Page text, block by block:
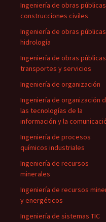
Ingeniería de obras
construcciones civiles
Ingeniería de obras
hidrología
Ingeniería de obras
transportes y servicios
Ingeniería de organización
Ingeniería de organización
las tecnologías de la
información y la
Ingeniería de procesos
químicos industriales
Ingeniería de recursos
minerales
Ingeniería de recursos
y energéticos
Ingeniería de sistemas TIC